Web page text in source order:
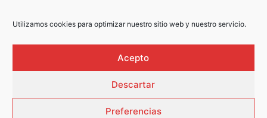
Utilizamos cookies para optimizar nuestro sitio web y nuestro servicio.
Acepto
Descartar
Preferencias